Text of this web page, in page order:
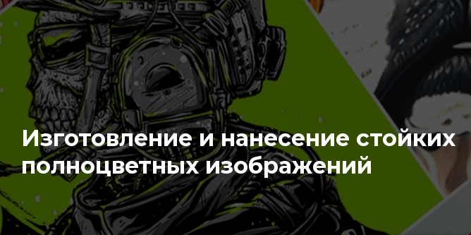
Изготовление и нанесение стойких
полноцветных изображений